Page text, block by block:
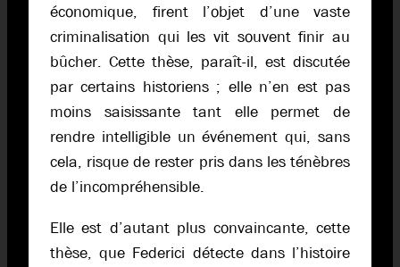
économique, firent l’objet d’une vaste
criminalisation qui les vit souvent finir au
bûcher. Cette thèse, paraît-il, est discutée
par certains historiens ; elle n’en est pas
moins saisissante tant elle permet de
rendre intelligible un événement qui, sans
cela, risque de rester pris dans les ténèbres
de l’incompréhensible.
Elle est d’autant plus convaincante, cette
thèse, que Federici détecte dans l’histoire